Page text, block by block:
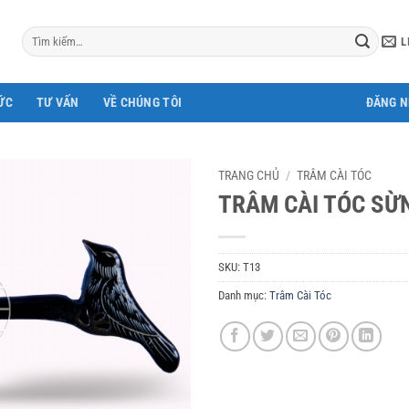
Tìm
kiếm:
TƯ VẤN VỀ CHÚNG TÔI ĐĂNG
TRANG CHỦ / TRÂM CÀI TÓC
TRÂM CÀI TÓC
SKU: T13
Danh mục: Trâm Cài Tóc